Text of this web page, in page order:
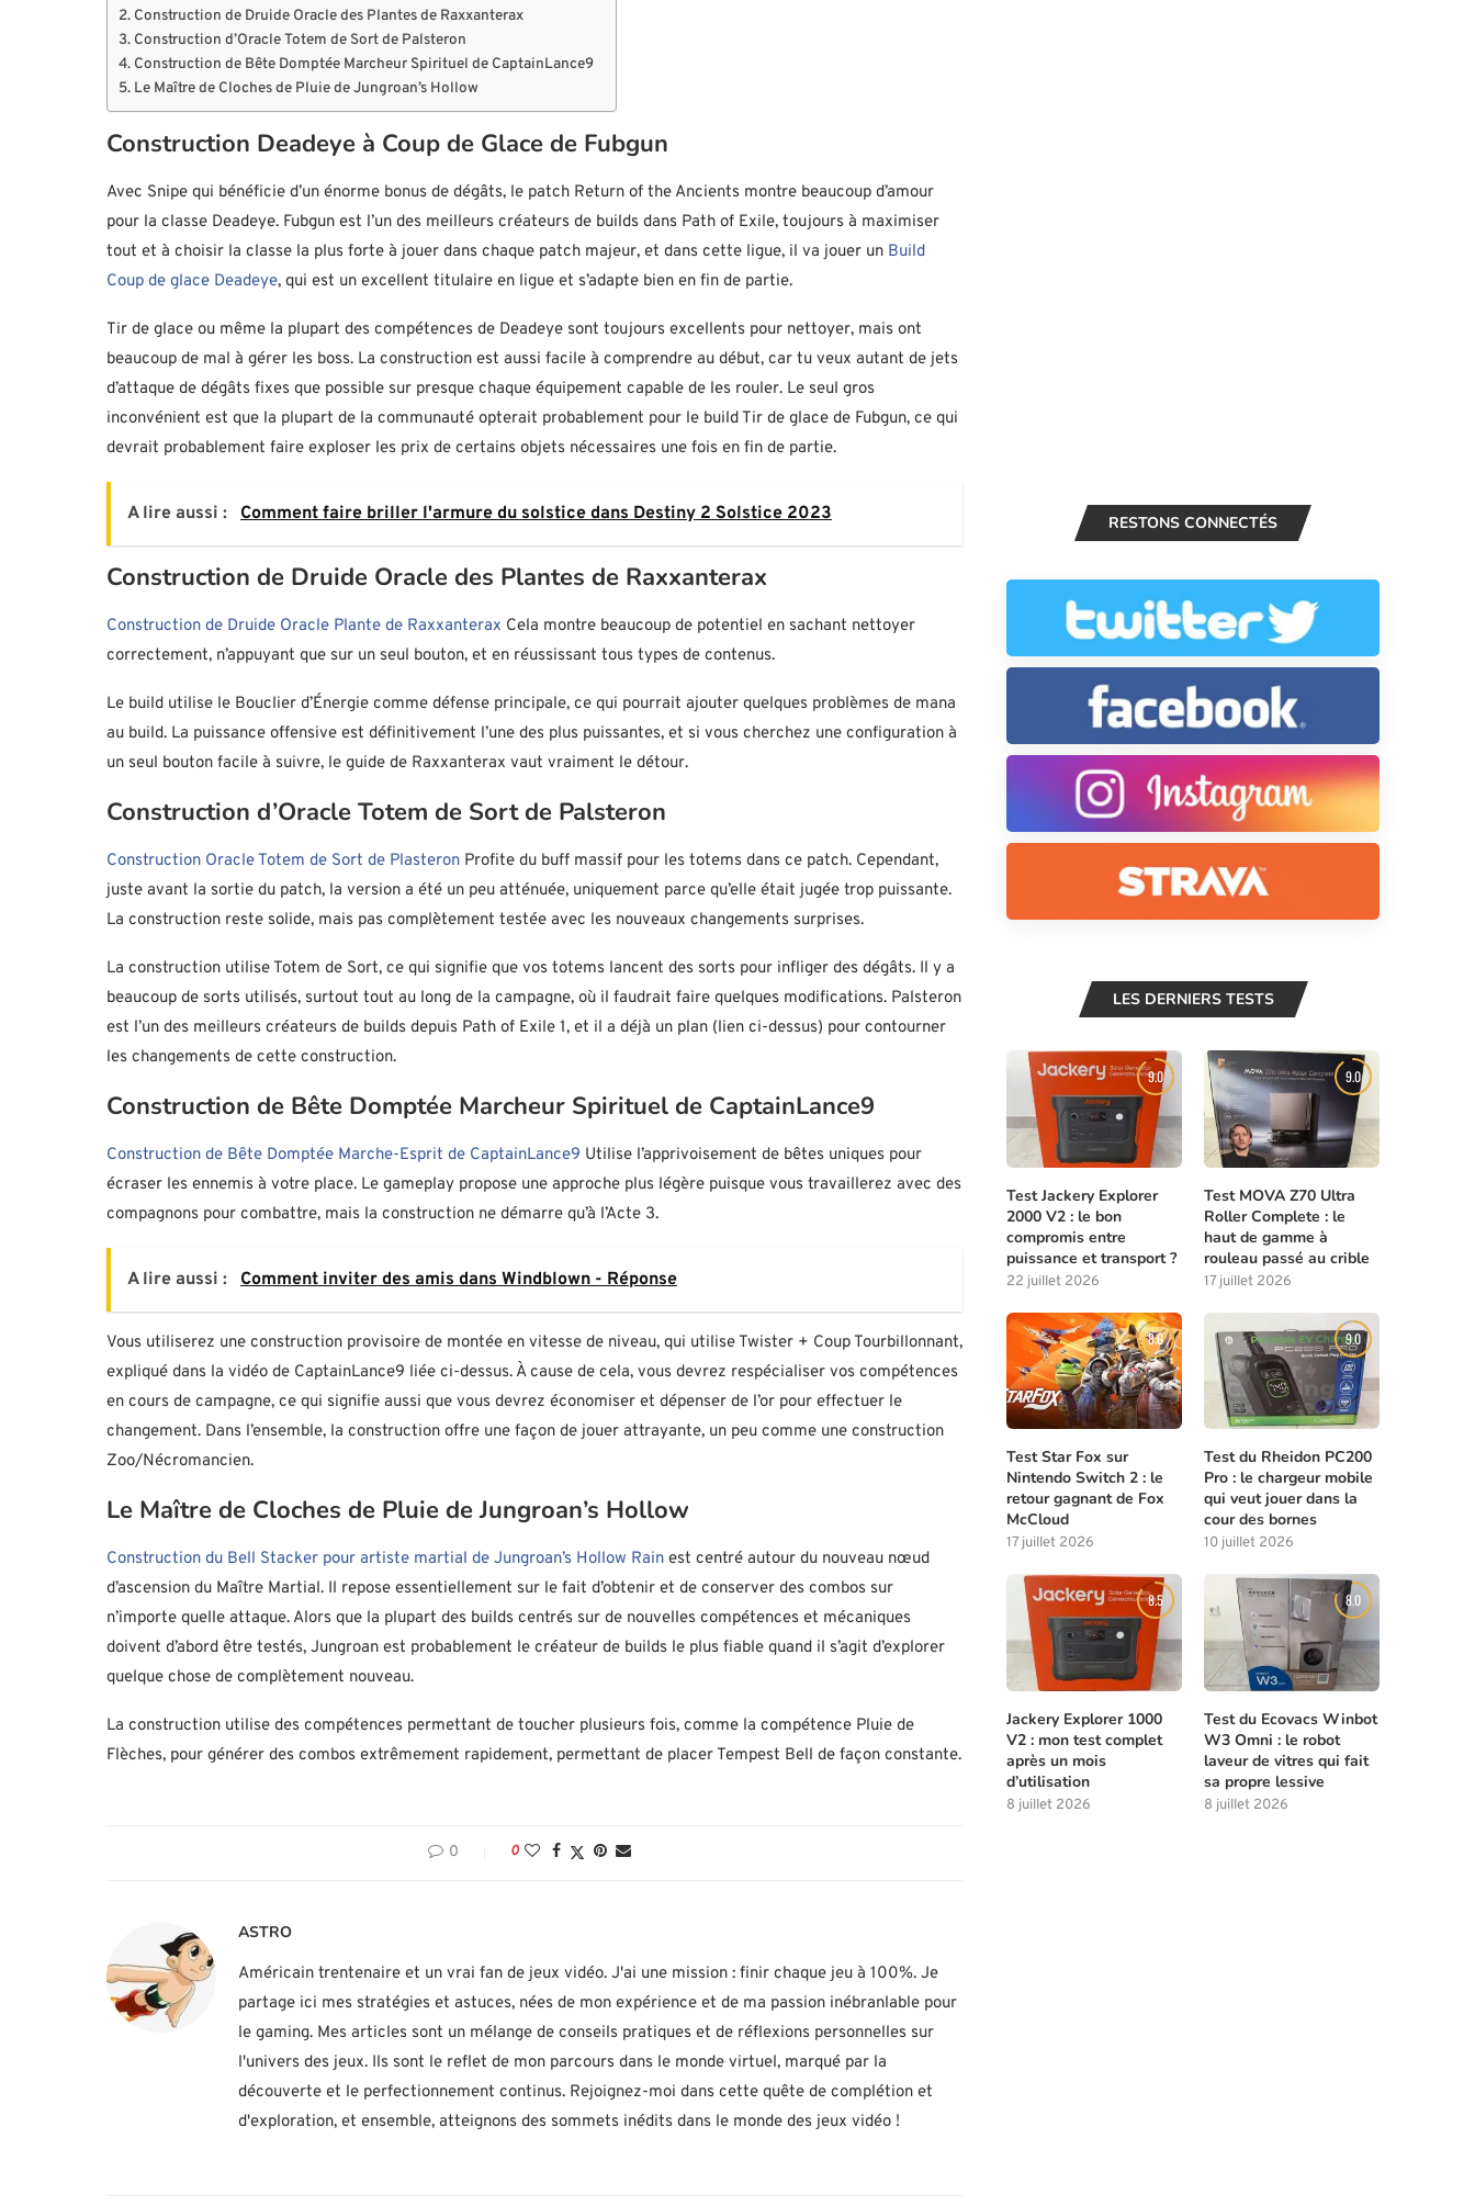
Construction de Druide Oracle des Plantes de Raxxanterax
Construction d’Oracle Totem de Sort de Palsteron
Construction de Bête Domptée Marcheur Spirituel de CaptainLance9
Le Maître de Cloches de Pluie de Jungroan’s Hollow
Construction Deadeye à Coup de Glace de Fubgun
Avec Snipe qui bénéficie d’un énorme bonus de dégâts, le patch Return of the Ancients montre beaucoup d’amour
pour la classe Deadeye. Fubgun est l’un des meilleurs créateurs de builds dans Path of Exile, toujours à maximiser
tout et à choisir la classe la plus forte à jouer dans chaque patch majeur, et dans cette ligue, il va jouer un Build
Coup de glace Deadeye, qui est un excellent titulaire en ligue et s’adapte bien en fin de partie.
Tir de glace ou même la plupart des compétences de Deadeye sont toujours excellents pour nettoyer, mais ont
beaucoup de mal à gérer les boss. La construction est aussi facile à comprendre au début, car tu veux autant de jets
d’attaque de dégâts fixes que possible sur presque chaque équipement capable de les rouler. Le seul gros
inconvénient est que la plupart de la communauté opterait probablement pour le build Tir de glace de Fubgun, ce qui
devrait probablement faire exploser les prix de certains objets nécessaires une fois en fin de partie.
A lire aussi : Comment faire briller l'armure du solstice dans Destiny 2 Solstice 2023
Construction de Druide Oracle des Plantes de Raxxanterax
Construction de Druide Oracle Plante de Raxxanterax Cela montre beaucoup de potentiel en sachant nettoyer
correctement, n’appuyant que sur un seul bouton, et en réussissant tous types de contenus.
Le build utilise le Bouclier d’Énergie comme défense principale, ce qui pourrait ajouter quelques problèmes de mana
au build. La puissance offensive est définitivement l’une des plus puissantes, et si vous cherchez une configuration à
un seul bouton facile à suivre, le guide de Raxxanterax vaut vraiment le détour.
Construction d’Oracle Totem de Sort de Palsteron
Construction Oracle Totem de Sort de Plasteron Profite du buff massif pour les totems dans ce patch. Cependant,
juste avant la sortie du patch, la version a été un peu atténuée, uniquement parce qu’elle était jugée trop puissante.
La construction reste solide, mais pas complètement testée avec les nouveaux changements surprises.
La construction utilise Totem de Sort, ce qui signifie que vos totems lancent des sorts pour infliger des dégâts. Il y a
beaucoup de sorts utilisés, surtout tout au long de la campagne, où il faudrait faire quelques modifications. Palsteron
est l’un des meilleurs créateurs de builds depuis Path of Exile 1, et il a déjà un plan (lien ci-dessus) pour contourner
les changements de cette construction.
Construction de Bête Domptée Marcheur Spirituel de CaptainLance9
Construction de Bête Domptée Marche-Esprit de CaptainLance9 Utilise l’apprivoisement de bêtes uniques pour
écraser les ennemis à votre place. Le gameplay propose une approche plus légère puisque vous travaillerez avec des
compagnons pour combattre, mais la construction ne démarre qu’à l’Acte 3.
A lire aussi : Comment inviter des amis dans Windblown - Réponse
Vous utiliserez une construction provisoire de montée en vitesse de niveau, qui utilise Twister + Coup Tourbillonnant,
expliqué dans la vidéo de CaptainLance9 liée ci-dessus. À cause de cela, vous devrez respécialiser vos compétences
en cours de campagne, ce qui signifie aussi que vous devrez économiser et dépenser de l’or pour effectuer le
changement. Dans l’ensemble, la construction offre une façon de jouer attrayante, un peu comme une construction
Zoo/Nécromancien.
Le Maître de Cloches de Pluie de Jungroan’s Hollow
Construction du Bell Stacker pour artiste martial de Jungroan’s Hollow Rain est centré autour du nouveau nœud
d’ascension du Maître Martial. Il repose essentiellement sur le fait d’obtenir et de conserver des combos sur
n’importe quelle attaque. Alors que la plupart des builds centrés sur de nouvelles compétences et mécaniques
doivent d’abord être testés, Jungroan est probablement le créateur de builds le plus fiable quand il s’agit d’explorer
quelque chose de complètement nouveau.
La construction utilise des compétences permettant de toucher plusieurs fois, comme la compétence Pluie de
Flèches, pour générer des combos extrêmement rapidement, permettant de placer Tempest Bell de façon constante.
0 0
ASTRO
Américain trentenaire et un vrai fan de jeux vidéo. J'ai une mission : finir chaque jeu à 100%. Je
partage ici mes stratégies et astuces, nées de mon expérience et de ma passion inébranlable pour
le gaming. Mes articles sont un mélange de conseils pratiques et de réflexions personnelles sur
l'univers des jeux. Ils sont le reflet de mon parcours dans le monde virtuel, marqué par la
découverte et le perfectionnement continus. Rejoignez-moi dans cette quête de complétion et
d'exploration, et ensemble, atteignons des sommets inédits dans le monde des jeux vidéo !
RESTONS CONNECTÉS
LES DERNIERS TESTS
9.0
Test Jackery Explorer
2000 V2 : le bon
compromis entre
puissance et transport ?
22 juillet 2026
9.0
Test MOVA Z70 Ultra
Roller Complete : le
haut de gamme à
rouleau passé au crible
17 juillet 2026
8.0
Test Star Fox sur
Nintendo Switch 2 : le
retour gagnant de Fox
McCloud
17 juillet 2026
9.0
Test du Rheidon PC200
Pro : le chargeur mobile
qui veut jouer dans la
cour des bornes
10 juillet 2026
8.5
Jackery Explorer 1000
V2 : mon test complet
après un mois
d’utilisation
8 juillet 2026
8.0
Test du Ecovacs Winbot
W3 Omni : le robot
laveur de vitres qui fait
sa propre lessive
8 juillet 2026